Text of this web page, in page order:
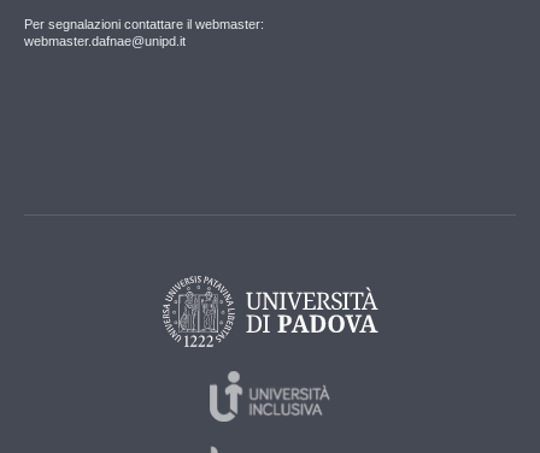
Per segnalazioni contattare il webmaster:
webmaster.dafnae@unipd.it